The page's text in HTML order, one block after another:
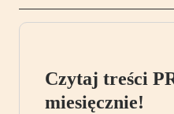
Czytaj treści
miesięcznie!